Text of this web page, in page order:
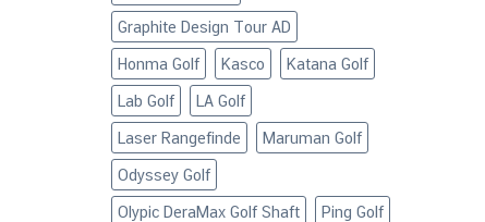
Graphite Design Tour AD
Honma Golf
Kasco
Katana Golf
Lab Golf
LA Golf
Laser Rangefinde
Maruman Golf
Odyssey Golf
Olypic DeraMax Golf Shaft
Ping Golf